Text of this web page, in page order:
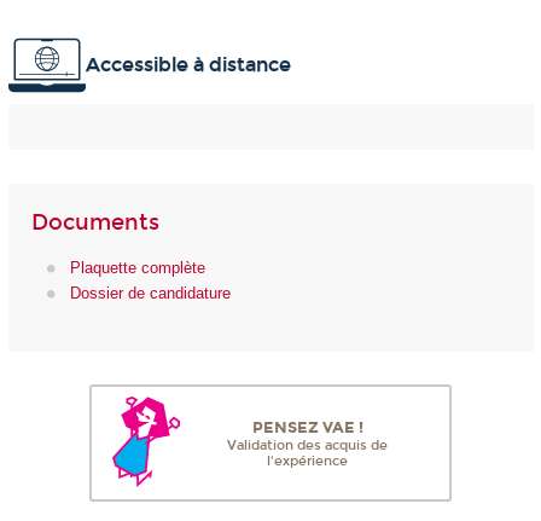
Accessible à distance
Documents
Plaquette complète
Dossier de candidature
PENSEZ VAE !
Validation des acquis de
l'expérience